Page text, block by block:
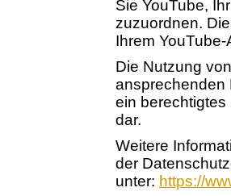
Sie YouTube,
zuzuordnen.
Ihrem
Die Nutzung
ansprechenden
ein berechtigtes
dar.
Weitere
der
unter: https://